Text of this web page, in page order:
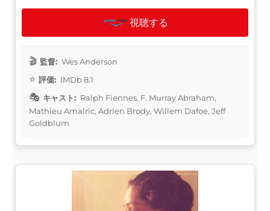
視聴する
監督: Wes Anderson
評価: IMDb 8.1
キャスト: Ralph Fiennes, F. Murray Abraham,
Mathieu Amalric, Adrien Brody, Willem Dafoe, Jeff
Goldblum